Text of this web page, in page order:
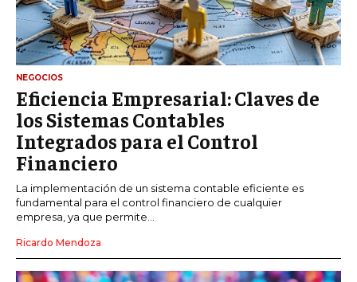
NEGOCIOS
Eficiencia Empresarial: Claves de
los Sistemas Contables
Integrados para el Control
Financiero
La implementación de un sistema contable eficiente es
fundamental para el control financiero de cualquier
empresa, ya que permite...
Ricardo Mendoza